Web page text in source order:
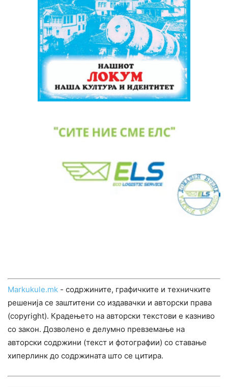
Markukule.mk - содржините, графичките и техничките
решенија се заштитени со издавачки и авторски права
(copyright). Крадењето на авторски текстови е казниво
со закон. Дозволено е делумно превземање на
авторски содржини (текст и фотографии) со ставање
хиперлинк до содржината што се цитира.